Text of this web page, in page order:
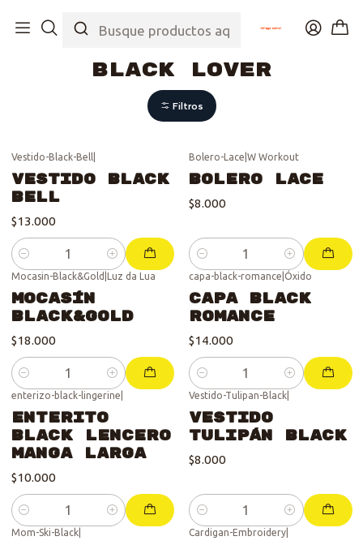
Black Lover
Filtros
Vestido-Black-Bell|
Vestido Black
Bell
$13.000
Cantidad
Bolero-Lace W Workout
Bolero Lace
$8.000
Cantidad
Mocasin-Black&Gold Luz da Lua
Mocasín
Black&Gold
$18.000
Cantidad
capa-black-romance Óxido
Capa Black
Romance
$14.000
Cantidad
enterizo-black-lingerine
Enterito
Black Lencero
Manga Larga
$10.000
Cantidad
Vestido-Tulipan-Black
Vestido
Tulipán Black
$8.000
Cantidad
Mom-Ski-Black| Cardigan-Embroidery